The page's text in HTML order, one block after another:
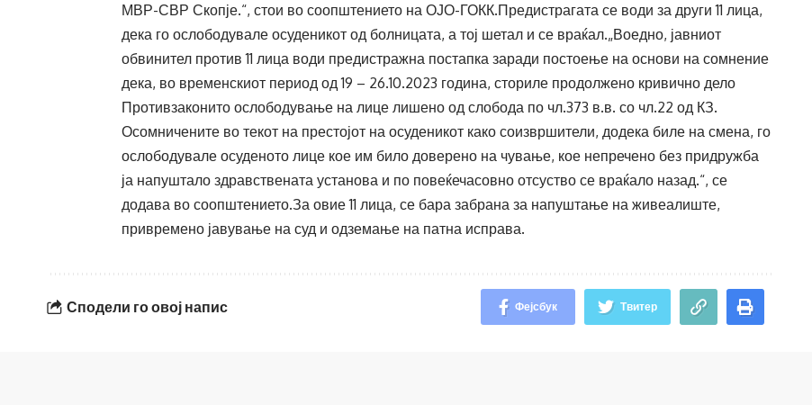
МВР-СВР Скопје.“, стои во соопштението на ОЈО-ГОКК.Предистрагата се води за други 11 лица,
дека го ослободувале осуденикот од болницата, а тој шетал и се враќал.„Воедно, јавниот
обвинител против 11 лица води предистражна постапка заради постоење на основи на сомнение
дека, во временскиот период од 19 – 26.10.2023 година, сториле продолжено кривично дело
Противзаконито ослободување на лице лишено од слобода по чл.373 в.в. со чл.22 од КЗ.
Осомничените во текот на престојот на осуденикот како соизвршители, додека биле на смена, го
ослободувале осуденото лице кое им било доверено на чување, кое непречено без придружба
ја напуштало здравствената установа и по повеќечасовно отсуство се враќало назад.“, се
додава во соопштението.За овие 11 лица, се бара забрана за напуштање на живеалиште,
привремено јавување на суд и одземање на патна исправа.
Сподели го овој напис Фејсбук Твитер